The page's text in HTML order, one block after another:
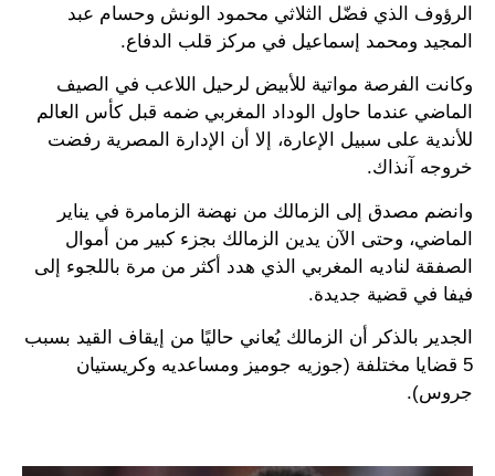
الرؤوف الذي فضّل الثلاثي محمود الونش وحسام عبد
المجيد ومحمد إسماعيل في مركز قلب الدفاع.
وكانت الفرصة مواتية للأبيض لرحيل اللاعب في الصيف
الماضي عندما حاول الوداد المغربي ضمه قبل كأس العالم
للأندية على سبيل الإعارة، إلا أن الإدارة المصرية رفضت
خروجه آنذاك.
وانضم مصدق إلى الزمالك من نهضة الزمامرة في يناير
الماضي، وحتى الآن يدين الزمالك بجزء كبير من أموال
الصفقة لناديه المغربي الذي هدد أكثر من مرة باللجوء إلى
فيفا في قضية جديدة.
الجدير بالذكر أن الزمالك يُعاني حاليًا من إيقاف القيد بسبب
5 قضايا مختلفة (جوزيه جوميز ومساعديه وكريستيان
جروس).